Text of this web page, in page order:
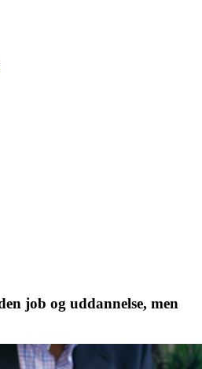
job og uddannelse, men